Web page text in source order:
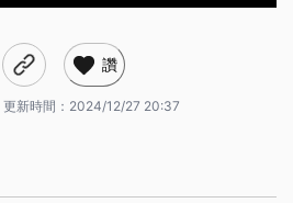
讚
更新時間： 2024/12/27 20:37